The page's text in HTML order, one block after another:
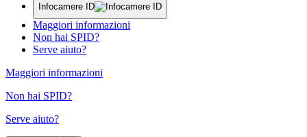
Infocamere ID
Maggiori informazioni
Non hai SPID?
Serve aiuto?
Maggiori informazioni
Non hai SPID?
Serve aiuto?